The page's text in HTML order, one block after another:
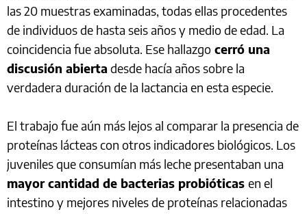
las 20 muestras examinadas, todas ellas procedentes
de individuos de hasta seis años y medio de edad. La
coincidencia fue absoluta. Ese hallazgo cerró una
discusión abierta desde hacía años sobre la
verdadera duración de la lactancia en esta especie.
El trabajo fue aún más lejos al comparar la presencia de
proteínas lácteas con otros indicadores biológicos. Los
juveniles que consumían más leche presentaban una
mayor cantidad de bacterias probióticas en el
intestino y mejores niveles de proteínas relacionadas